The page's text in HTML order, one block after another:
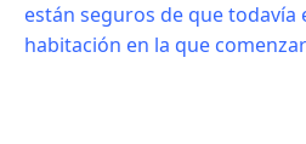
están seguros de que todavía
habitación en la que